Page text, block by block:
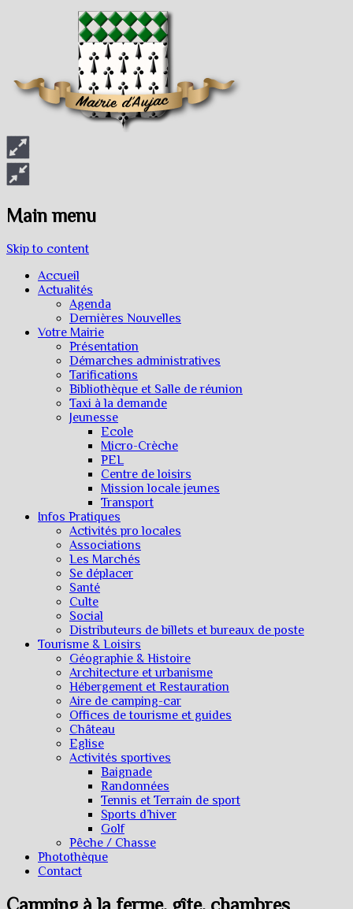
Main menu
Skip to content
Accueil
Actualités
Agenda
Dernières Nouvelles
Votre Mairie
Présentation
Démarches administratives
Tarifications
Bibliothèque et Salle de réunion
Taxi à la demande
Jeunesse
Ecole
Micro-Crèche
PEL
Centre de loisirs
Mission locale jeunes
Transport
Infos Pratiques
Activités pro locales
Associations
Les Marchés
Se déplacer
Santé
Culte
Social
Distributeurs de billets et bureaux de poste
Tourisme & Loisirs
Géographie & Histoire
Architecture et urbanisme
Hébergement et Restauration
Aire de camping-car
Offices de tourisme et guides
Château
Eglise
Activités sportives
Baignade
Randonnées
Tennis et Terrain de sport
Sports d’hiver
Golf
Pêche / Chasse
Photothèque
Contact
Camping à la ferme, gîte, chambres